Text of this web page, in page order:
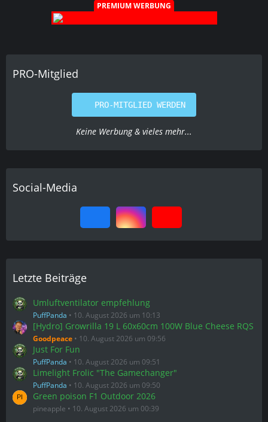
PREMIUM WERBUNG
PRO-Mitglied
PRO-MITGLIED WERDEN
Keine Werbung & vieles mehr...
Social-Media
Letzte Beiträge
Umluftventilator empfehlung
PuffPanda 10. August 2026 um 10:13
[Hydro] Growrilla 19 L 60x60cm 100W Blue Cheese RQS
Goodpeace 10. August 2026 um 09:56
Just For Fun
PuffPanda 10. August 2026 um 09:51
Limelight Frolic "The Gamechanger"
PuffPanda 10. August 2026 um 09:50
Green poison F1 Outdoor 2026
pineapple 10. August 2026 um 00:39